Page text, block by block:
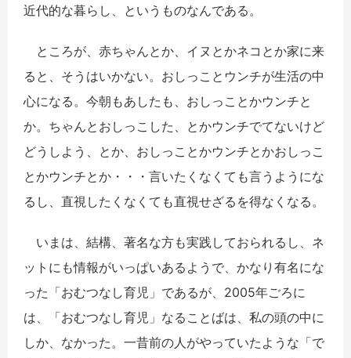
近代的な暮らし、というものなんである。
ところが、赤ちゃんとか、イヌとかネコとか家に来
ると、そうはいかない。おしっことウンチが生活の中
心になる。今朝もあしたも、おしっことかウンチと
か。ちゃんとおしっこした、とかウンチでてないけど
どうしよう、とか、おしっことかウンチとかおしっこ
とかウンチとか・・・言いたくなくても言うようにな
るし、直視したくなくても直視せざるを得なくなる。
いまは、結構、著名な方も実践しておられるし、ネ
ットにも情報がいっぱいあるようで、かなり有名にな
った「おむつなし育児」であるが、2005年ごろに
は、「おむつなし育児」なることばは、私の頭の中に
しか、なかった。一昔前の人がやっていたような「で